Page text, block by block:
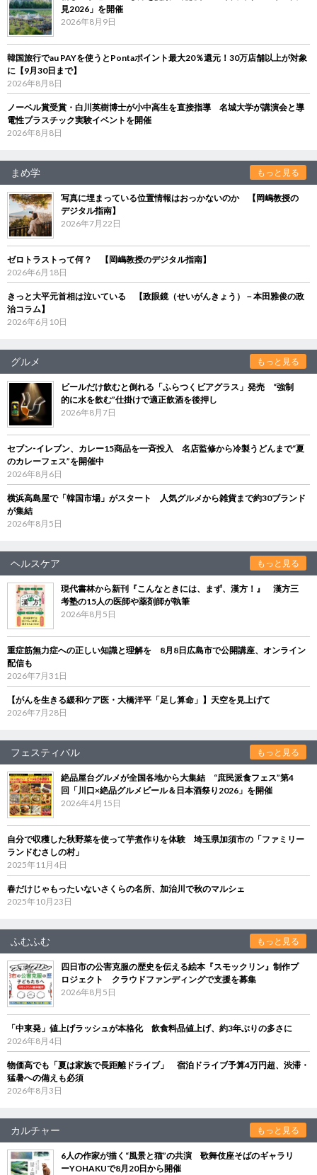
見2026」を開催
2026年8月9日
韓国旅行でau PAYを使うとPontaポイント最大20％還元！30万店舗以上が対象
に【9月30日まで】
2026年8月8日
ノーベル賞受賞・白川英樹博士が小中高生を直接指導 名城大学が講演会と導
電性プラスチック実験イベントを開催
2026年8月8日
まめ学 もっと見る
写真に埋まっている位置情報はおっかないのか 【岡嶋教授の
デジタル指南】
2026年7月22日
ゼロトラストって何？ 【岡嶋教授のデジタル指南】
2026年6月18日
きっと大平元首相は泣いている 【政眼鏡（せいがんきょう）－本田雅俊の政
治コラム】
2026年6月10日
グルメ もっと見る
ビールだけ飲むと倒れる「ふらつくビアグラス」発売 “強制
的に水を飲む”仕掛けで適正飲酒を後押し
2026年8月7日
セブン‐イレブン、カレー15商品を一斉投入 名店監修から冷製うどんまで“夏
のカレーフェス”を開催中
2026年8月6日
横浜高島屋で「韓国市場」がスタート 人気グルメから雑貨まで約30ブランド
が集結
2026年8月5日
ヘルスケア もっと見る
現代書林から新刊『こんなときには、まず、漢方！』 漢方三
考塾の15人の医師や薬剤師が執筆
2026年8月5日
重症筋無力症への正しい知識と理解を 8月8日広島市で公開講座、オンライン
配信も
2026年7月31日
【がんを生きる緩和ケア医・大橋洋平「足し算命」】天空を見上げて
2026年7月28日
フェスティバル もっと見る
絶品屋台グルメが全国各地から大集結 “庶民派食フェス”第4
回「川口×絶品グルメビール＆日本酒祭り2026」を開催
2026年4月15日
自分で収穫した秋野菜を使って芋煮作りを体験 埼玉県加須市の「ファミリー
ランドむさしの村」
2025年11月4日
春だけじゃもったいないさくらの名所、加治川で秋のマルシェ
2025年10月23日
ふむふむ もっと見る
四日市の公害克服の歴史を伝える絵本『スモックリン』制作プ
ロジェクト クラウドファンディングで支援を募集
2026年8月5日
「中東発」値上げラッシュが本格化 飲食料品値上げ、約3年ぶりの多さに
2026年8月4日
物価高でも「夏は家族で長距離ドライブ」 宿泊ドライブ予算4万円超、渋滞・
猛暑への備えも必須
2026年8月3日
カルチャー もっと見る
6人の作家が描く“風景と猫”の共演 歌舞伎座そばのギャラリ
ーYOHAKUで8月20日から開催